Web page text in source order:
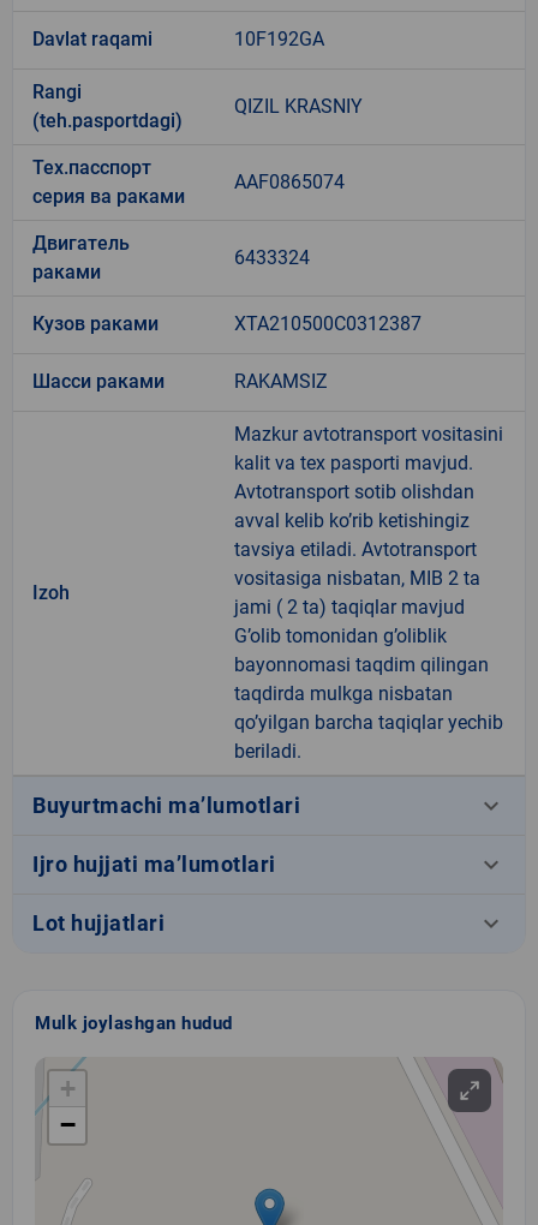
Davlat raqami 10F192GA
Rangi
(teh.pasportdagi)
QIZIL KRASNIY
Тех.пасспорт
серия ва раками
AAF0865074
Двигатель
раками
6433324
Кузов раками ХТА210500C0312387
Шасси раками RAKAMSIZ
Izoh
Mazkur avtotransport vositasini
kalit va tex pasporti mavjud.
Avtotransport sotib olishdan
avval kelib ko’rib ketishingiz
tavsiya etiladi. Avtotransport
vositasiga nisbatan, MIB 2 ta
jami ( 2 ta) taqiqlar mavjud
G’olib tomonidan g’oliblik
bayonnomasi taqdim qilingan
taqdirda mulkga nisbatan
qo’yilgan barcha taqiqlar yechib
beriladi.
Buyurtmachi ma’lumotlari keyboard_arrow_down
Ijro hujjati ma’lumotlari keyboard_arrow_down
Lot hujjatlari keyboard_arrow_down
Mulk joylashgan hudud
+
−